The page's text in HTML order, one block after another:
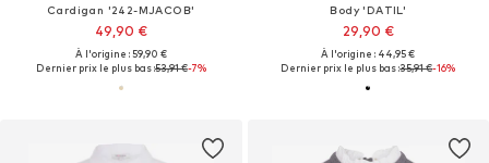
Cardigan '242-MJACOB'
49,90 €
À l'origine : 59,90 €
Dernier prix le plus bas :53,91 €-7%
Body 'DATIL'
29,90 €
À l'origine : 44,95 €
Dernier prix le plus bas :35,91 €-16%